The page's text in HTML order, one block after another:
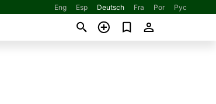
Eng Esp Deutsch Fra Por Рус